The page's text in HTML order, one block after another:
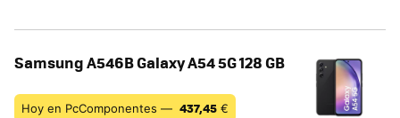
Samsung A546B Galaxy A54 5G 128 GB
Hoy en PcComponentes — 437,45 €